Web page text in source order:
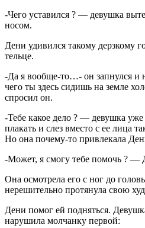
-Чего уставился ? — девушка
носом.
Дени удивился такому дерзкому
тельце.
-Да я вообще-то…- он запнулся и
чего ты здесь сидишь на земле
спросил он.
-Тебе какое дело ? — девушка
плакать и слез вместо с ее лица
Но она почему-то привлекала
-Может, я смогу тебе помочь ? —
Она осмотрела его с ног до
нерешительно протянула свою
Дени помог ей подняться.
нарушила молчанку первой: